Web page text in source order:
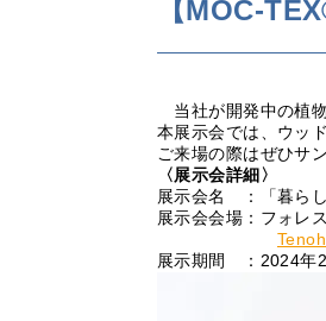
【MOC-
当社が開発中の植
本展示会では、ウッ
ご来場の際はぜひサ
〈展示会詳細〉
展示会名 ：
「暮ら
展示会会場：フォレ
展示期間 ：2024年